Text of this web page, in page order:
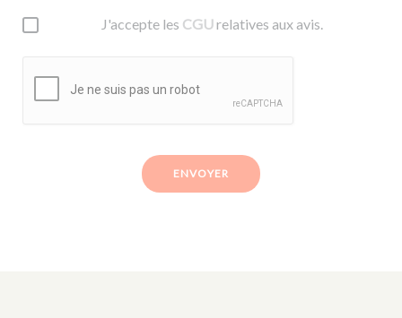
J'accepte les CGUrelatives aux avis.
ENVOYER